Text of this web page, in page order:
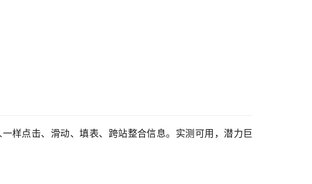
样点击、滑动、填表、跨站整合信息。实测可用，潜力巨